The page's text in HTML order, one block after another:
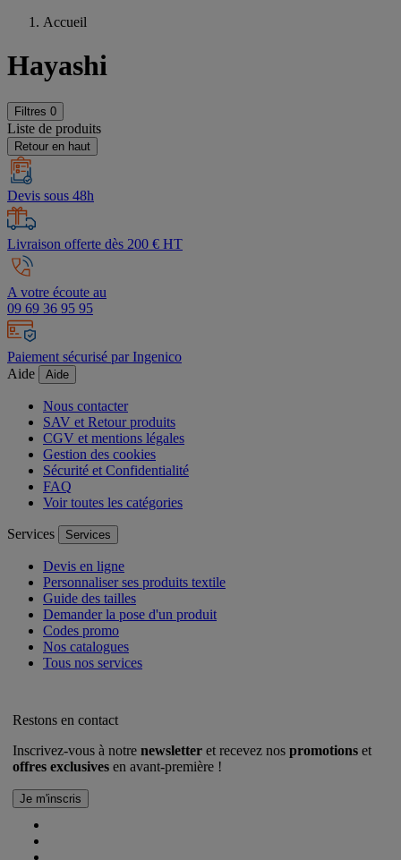
Accueil
Hayashi
Filtres 0
Liste de produits
Retour en haut
Devis sous 48h
Livraison offerte dès 200 € HT
A votre écoute au
09 69 36 95 95
Paiement sécurisé par Ingenico
Aide
Aide
Nous contacter
SAV et Retour produits
CGV et mentions légales
Gestion des cookies
Sécurité et Confidentialité
FAQ
Voir toutes les catégories
Services Services
Devis en ligne
Personnaliser ses produits textile
Guide des tailles
Demander la pose d'un produit
Codes promo
Nos catalogues
Tous nos services
Restons en contact
Inscrivez-vous à notre newsletter et recevez nos promotions et
offres exclusives en avant-première !